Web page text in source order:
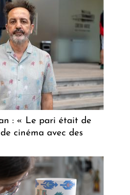
: « Le pari était de
cinéma avec des